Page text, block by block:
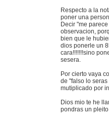
Respecto a la
poner una
Decir "me
observacion,
bien que le
dios ponerle un
cara!!!!!!!sino
sesera.
Por cierto vaya
de "falso lo
mutiplicado por
Dios mio te he
pondras un